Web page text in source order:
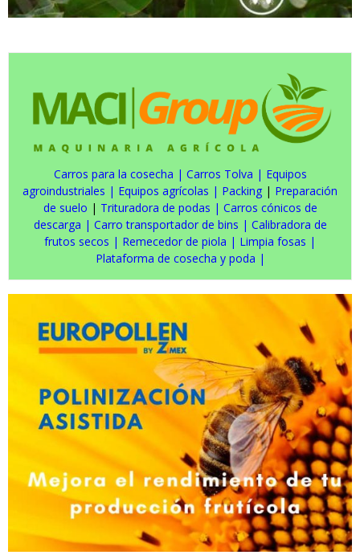
Carros para la cosecha | Carros Tolva | Equipos
agroindustriales | Equipos agrícolas | Packing | Preparación
de suelo | Trituradora de podas | Carros cónicos de
descarga | Carro transportador de bins | Calibradora de
frutos secos | Remecedor de piola | Limpia fosas |
Plataforma de cosecha y poda |